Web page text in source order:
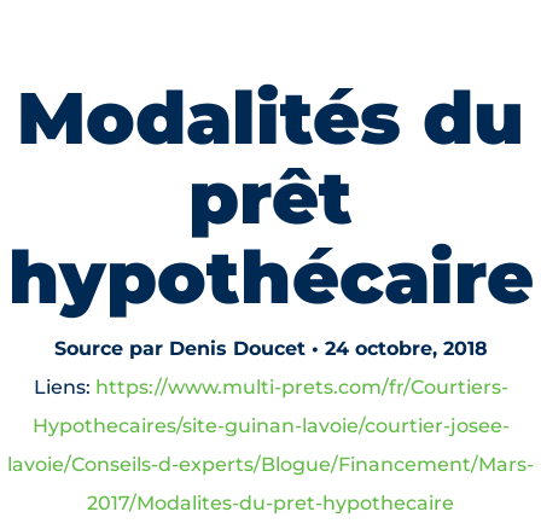
Modalités du
prêt
hypothécaire
Source par Denis Doucet • 24 octobre, 2018
Liens: https://www.multi-prets.com/fr/Courtiers-
Hypothecaires/site-guinan-lavoie/courtier-josee-
lavoie/Conseils-d-experts/Blogue/Financement/Mars-
2017/Modalites-du-pret-hypothecaire